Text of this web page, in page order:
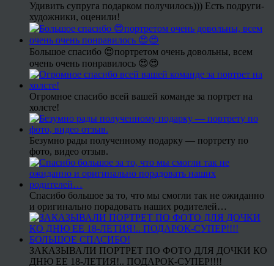
Удивить супруга подарком получилось))) Есть подруги-
художники, оценили!
Большое спасибо 😍портретом очень довольны, всем
очень очень понравилось 😍😍
Огромное спасибо всей вашей команде за портрет на
холсте!
Безумно рады полученному подарку — портрету по
фото, видео отзыв.
Спасибо большое за то, что мы смогли так не ожиданно
и оригинально порадовать наших родителей…
ЗАКАЗЫВАЛИ ПОРТРЕТ ПО ФОТО ДЛЯ ДОЧКИ КО
ДНЮ ЕЕ 18-ЛЕТИЯ!.. ПОДАРОК-СУПЕР!!!!